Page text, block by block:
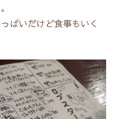
ぱいだけど食事もいく